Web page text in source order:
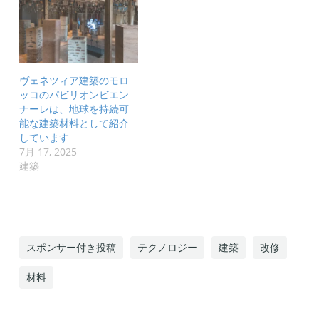
ヴェネツィア建築のモロ
ッコのパビリオンビエン
ナーレは、地球を持続可
能な建築材料として紹介
しています
7月 17, 2025
建築
スポンサー付き投稿 テクノロジー 建築 改修
材料